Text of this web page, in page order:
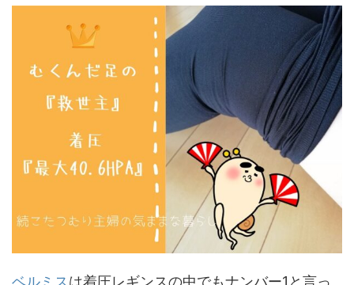
ベルミス は着圧レギンスの中でもナンバー1と言っ